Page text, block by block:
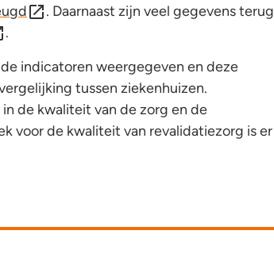
. Daarnaast zijn veel gegevens terug
.
de indicatoren weergegeven en deze
tussen ziekenhuizen.
de kwaliteit van de zorg en de
voor de kwaliteit van revalidatiezorg is er